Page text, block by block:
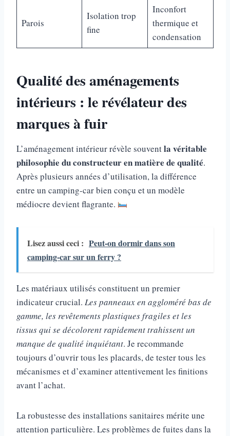
Parois
Isolation trop
fine
Inconfort
thermique et
condensation
Qualité des aménagements
intérieurs : le révélateur des
marques à fuir
L’aménagement intérieur révèle souventla véritable
philosophie du constructeur en matière de qualité.
Après plusieurs années d’utilisation, la différence
entre un camping-car bien conçu et un modèle
médiocre devient flagrante.
Lisez aussi ceci : Peut-on dormir dans son
camping-car sur un ferry ?
Les matériaux utilisés constituent un premier
indicateur crucial. Les panneaux en aggloméré bas de
gamme, les revêtements plastiques fragiles et les
tissus qui se décolorent rapidement trahissent un
manque de qualité inquiétant. Je recommande
toujours d’ouvrir tous les placards, de tester tous les
mécanismes et d’examiner attentivement les finitions
avant l’achat.
La robustesse des installations sanitaires mérite une
attention particulière. Les problèmes de fuites dans la